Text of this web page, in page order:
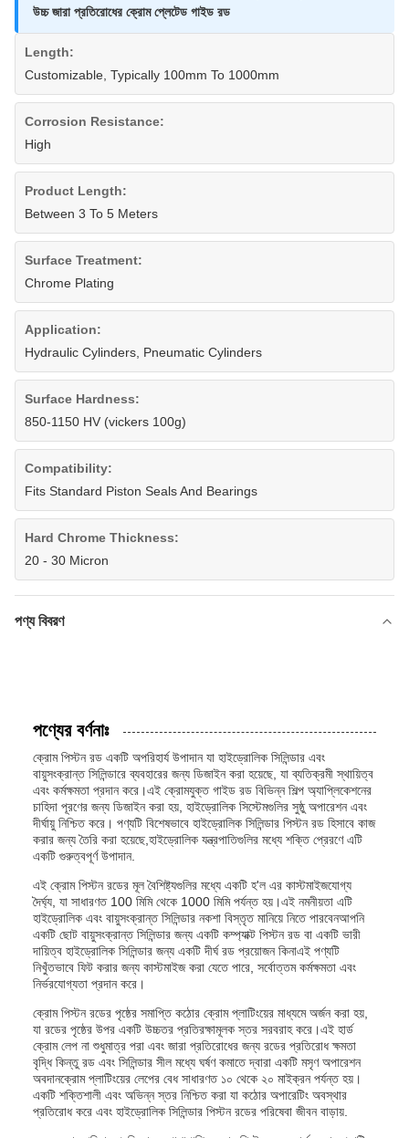
উচ্চ জারা প্রতিরোধের ক্রোম প্লেটেড গাইড রড
Length:
Customizable, Typically 100mm To 1000mm
Corrosion Resistance:
High
Product Length:
Between 3 To 5 Meters
Surface Treatment:
Chrome Plating
Application:
Hydraulic Cylinders, Pneumatic Cylinders
Surface Hardness:
850-1150 HV (vickers 100g)
Compatibility:
Fits Standard Piston Seals And Bearings
Hard Chrome Thickness:
20 - 30 Micron
পণ্য বিবরণ
পণ্যের বর্ণনাঃ
ক্রোম পিস্টন রড একটি অপরিহার্য উপাদান যা হাইড্রোলিক সিলিন্ডার এবং
বায়ুসংক্রান্ত সিলিন্ডারে ব্যবহারের জন্য ডিজাইন করা হয়েছে, যা ব্যতিক্রমী স্থায়িত্ব
এবং কর্মক্ষমতা প্রদান করে।এই ক্রোমযুক্ত গাইড রড বিভিন্ন শিল্প অ্যাপ্লিকেশনের
চাহিদা পূরণের জন্য ডিজাইন করা হয়, হাইড্রোলিক সিস্টেমগুলির সুষ্ঠু অপারেশন এবং
দীর্ঘায়ু নিশ্চিত করে। পণ্যটি বিশেষভাবে হাইড্রোলিক সিলিন্ডার পিস্টন রড হিসাবে কাজ
করার জন্য তৈরি করা হয়েছে,হাইড্রোলিক যন্ত্রপাতিগুলির মধ্যে শক্তি প্রেরণে এটি
একটি গুরুত্বপূর্ণ উপাদান.
এই ক্রোম পিস্টন রডের মূল বৈশিষ্ট্যগুলির মধ্যে একটি হ'ল এর কাস্টমাইজযোগ্য
দৈর্ঘ্য, যা সাধারণত 100 মিমি থেকে 1000 মিমি পর্যন্ত হয়।এই নমনীয়তা এটি
হাইড্রোলিক এবং বায়ুসংক্রান্ত সিলিন্ডার নকশা বিস্তৃত মানিয়ে নিতে পারবেনআপনি
একটি ছোট বায়ুসংক্রান্ত সিলিন্ডার জন্য একটি কম্প্যাক্ট পিস্টন রড বা একটি ভারী
দায়িত্ব হাইড্রোলিক সিলিন্ডার জন্য একটি দীর্ঘ রড প্রয়োজন কিনাএই পণ্যটি
নিখুঁতভাবে ফিট করার জন্য কাস্টমাইজ করা যেতে পারে, সর্বোত্তম কর্মক্ষমতা এবং
নির্ভরযোগ্যতা প্রদান করে।
ক্রোম পিস্টন রডের পৃষ্ঠের সমাপ্তি কঠোর ক্রোম প্লাটিংয়ের মাধ্যমে অর্জন করা হয়,
যা রডের পৃষ্ঠের উপর একটি উচ্চতর প্রতিরক্ষামূলক স্তর সরবরাহ করে।এই হার্ড
ক্রোম লেপ না শুধুমাত্র পরা এবং জারা প্রতিরোধের জন্য রডের প্রতিরোধ ক্ষমতা
বৃদ্ধি কিন্তু রড এবং সিলিন্ডার সীল মধ্যে ঘর্ষণ কমাতে দ্বারা একটি মসৃণ অপারেশন
অবদানক্রোম প্লাটিংয়ের লেপের বেধ সাধারণত ১০ থেকে ২০ মাইক্রন পর্যন্ত হয়।
একটি শক্তিশালী এবং অভিন্ন স্তর নিশ্চিত করা যা কঠোর অপারেটিং অবস্থার
প্রতিরোধ করে এবং হাইড্রোলিক সিলিন্ডার পিস্টন রডের পরিষেবা জীবন বাড়ায়.